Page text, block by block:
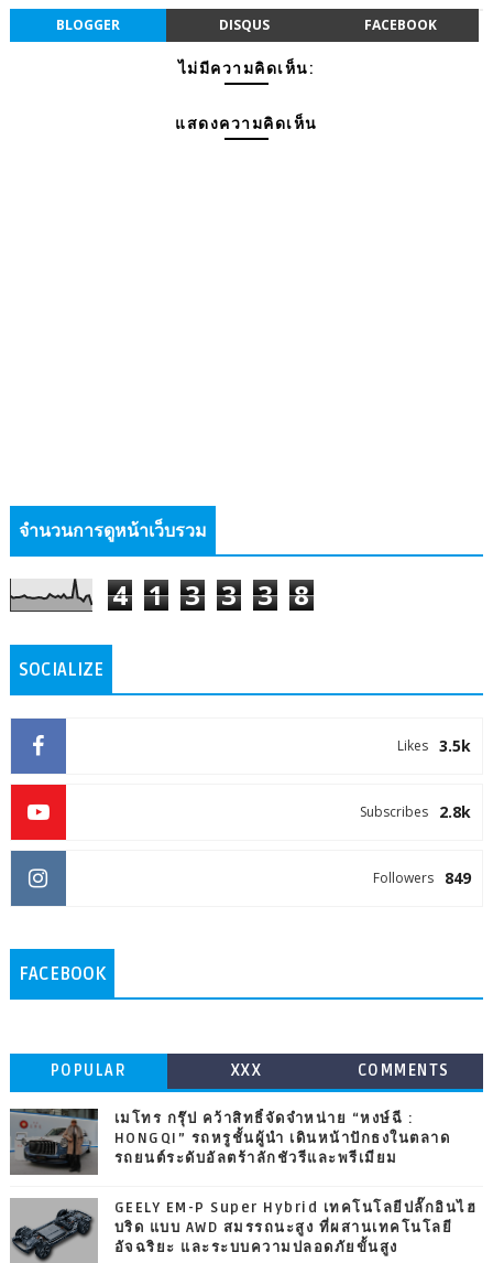
BLOGGER DISQUS FACEBOOK
ไม่มีความคิดเห็น:
แสดงความคิดเห็น
จำนวนการดูหน้าเว็บรวม
4 1 3 3 3 8
SOCIALIZE
3.5k
Likes
2.8k
Subscribes
849
Followers
FACEBOOK
POPULAR XXX COMMENTS
เมโทร กรุ๊ป คว้าสิทธิ์จัดจำหน่าย “หงษ์ฉี :
HONGQI” รถหรูชั้นผู้นำ เดินหน้าปักธงในตลาด
รถยนต์ระดับอัลตร้าลักชัวรีและพรีเมียม
GEELY EM-P Super Hybrid เทคโนโลยีปลั๊กอินไฮ
บริด แบบ AWD สมรรถนะสูง ที่ผสานเทคโนโลยี
อัจฉริยะ และระบบความปลอดภัยขั้นสูง